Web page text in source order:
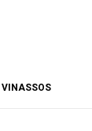
VINASSOS